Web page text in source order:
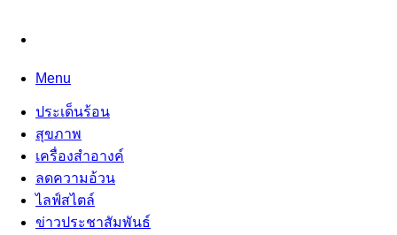
Menu
ประเด็นร้อน
สุขภาพ
เครื่องสำอางค์
ลดความอ้วน
ไลฟ์สไตล์
ข่าวประชาสัมพันธ์